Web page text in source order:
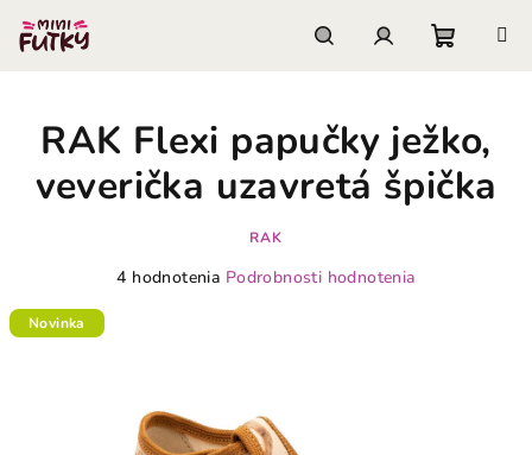
obsah
košík
RAK Flexi papučky ježko,
veverička uzavretá špička
RAK
Priemerné
hviezdičiek.
4 hodnotenia Podrobnosti hodnotenia
Novinka